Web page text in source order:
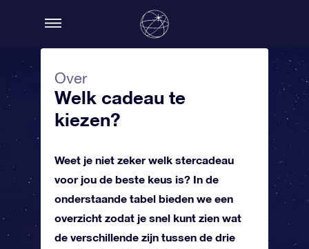
Over
Welk cadeau te
kiezen?
Weet je niet zeker welk stercadeau
voor jou de beste keus is? In de
onderstaande tabel bieden we een
overzicht zodat je snel kunt zien wat
de verschillende zijn tussen de drie